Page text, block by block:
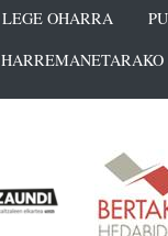
LEGE OHARRA
HARREMANETARAKO